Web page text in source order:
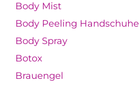
Body Mist
Body Peeling Handschuhe
Body Spray
Botox
Brauengel